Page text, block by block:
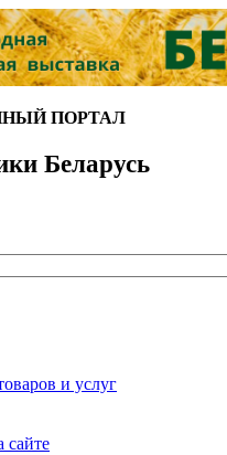
ПОРТАЛ
Беларусь
и услуг
сайте